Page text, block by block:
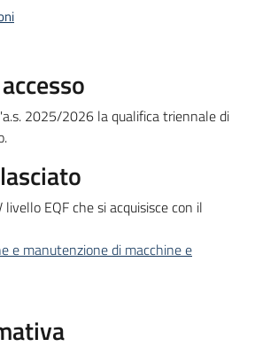
2025/2026 la qualifica triennale di
EQF che si acquisisce con il
e manutenzione di macchine e